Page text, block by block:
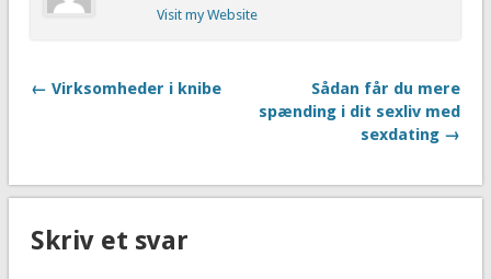
Visit my Website
← Virksomheder i knibe
Sådan får du mere
spænding i dit sexliv med
sexdating →
Skriv et svar